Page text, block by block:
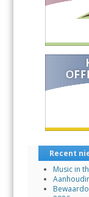
Recent
Music in